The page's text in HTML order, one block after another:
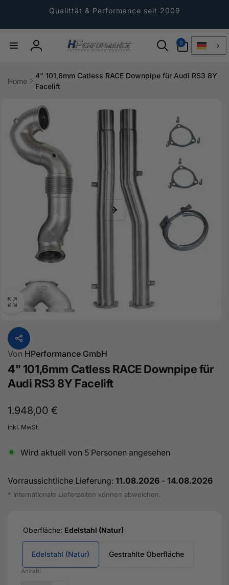
Qualittät & Performance seit 2009
Einloggen
0
Artikel
Home
4" 101,6mm Catless RACE Downpipe für Audi RS3 8Y
Facelift
Von HPerformance GmbH
4" 101,6mm Catless RACE Downpipe für
Audi RS3 8Y Facelift
Normaler
Preis
1.948,00 €
inkl. MwSt.
Wird aktuell von 5 Personen angesehen
Vorraussichtliche Lieferung: 11.08.2026 - 14.08.2026
* Internationale Lieferzeiten können abweichen.
Oberfläche: Edelstahl (Natur)
Edelstahl (Natur) Gestrahlte Oberfläche
Anzahl